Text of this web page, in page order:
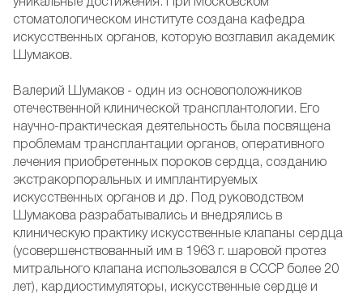
стоматологическом институте создана кафедра
искусственных органов, которую возглавил академик
Шумаков.
Валерий Шумаков - один из основоположников
отечественной клинической трансплантологии. Его
научно-практическая деятельность была посвящена
проблемам трансплантации органов, оперативного
лечения приобретенных пороков сердца, созданию
экстракорпоральных и имплантируемых
искусственных органов и др. Под руководством
Шумакова разрабатывались и внедрялись в
клиническую практику искусственные клапаны сердца
(усовершенствованный им в 1963 г. шаровой протез
митрального клапана использовался в СССР более 20
лет), кардиостимуляторы, искусственные сердце и